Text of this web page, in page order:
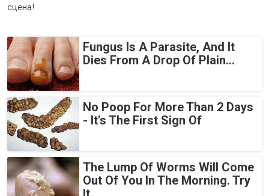
сцена!
Fungus Is A Parasite, And It
Dies From A Drop Of Plain...
No Poop For More Than 2 Days
- It's The First Sign Of
The Lump Of Worms Will Come
Out Of You In The Morning. Try